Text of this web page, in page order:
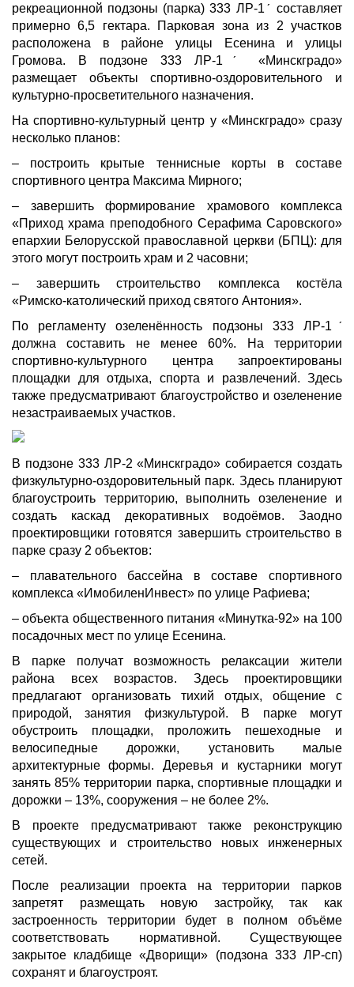
рекреационной подзоны (парка) 333 ЛР-1ˊ составляет
примерно 6,5 гектара. Парковая зона из 2 участков
расположена в районе улицы Есенина и улицы
Громова. В подзоне 333 ЛР-1ˊ «Минскградо»
размещает объекты спортивно-оздоровительного и
культурно-просветительного назначения.
На спортивно-культурный центр у «Минскградо» сразу
несколько планов:
– построить крытые теннисные корты в составе
спортивного центра Максима Мирного;
– завершить формирование храмового комплекса
«Приход храма преподобного Серафима Саровского»
епархии Белорусской православной церкви (БПЦ): для
этого могут построить храм и 2 часовни;
– завершить строительство комплекса костёла
«Римско-католический приход святого Антония».
По регламенту озеленённость подзоны 333 ЛР-1ˊ
должна составить не менее 60%. На территории
спортивно-культурного центра запроектированы
площадки для отдыха, спорта и развлечений. Здесь
также предусматривают благоустройство и озеленение
незастраиваемых участков.
В подзоне 333 ЛР-2 «Минскградо» собирается создать
физкультурно-оздоровительный парк. Здесь планируют
благоустроить территорию, выполнить озеленение и
создать каскад декоративных водоёмов. Заодно
проектировщики готовятся завершить строительство в
парке сразу 2 объектов:
– плавательного бассейна в составе спортивного
комплекса «ИмобиленИнвест» по улице Рафиева;
– объекта общественного питания «Минутка-92» на 100
посадочных мест по улице Есенина.
В парке получат возможность релаксации жители
района всех возрастов. Здесь проектировщики
предлагают организовать тихий отдых, общение с
природой, занятия физкультурой. В парке могут
обустроить площадки, проложить пешеходные и
велосипедные дорожки, установить малые
архитектурные формы. Деревья и кустарники могут
занять 85% территории парка, спортивные площадки и
дорожки – 13%, сооружения – не более 2%.
В проекте предусматривают также реконструкцию
существующих и строительство новых инженерных
сетей.
После реализации проекта на территории парков
запретят размещать новую застройку, так как
застроенность территории будет в полном объёме
соответствовать нормативной. Существующее
закрытое кладбище «Дворищи» (подзона 333 ЛР-сп)
сохранят и благоустроят.